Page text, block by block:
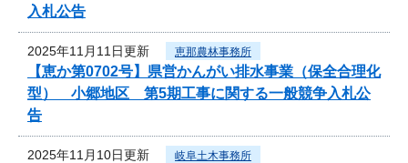
入札公告
2025年11月11日更新 恵那農林事務所
【恵か第0702号】県営かんがい排水事業（保全合理化
型） 小郷地区 第5期工事に関する一般競争入札公
告
2025年11月10日更新 岐阜土木事務所